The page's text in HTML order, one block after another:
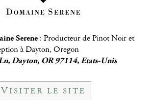
Serene : Producteur de Pinot Noir et
à Dayton, Oregon
Dayton, OR 97114, Etats-Unis
VISITER LE SITE